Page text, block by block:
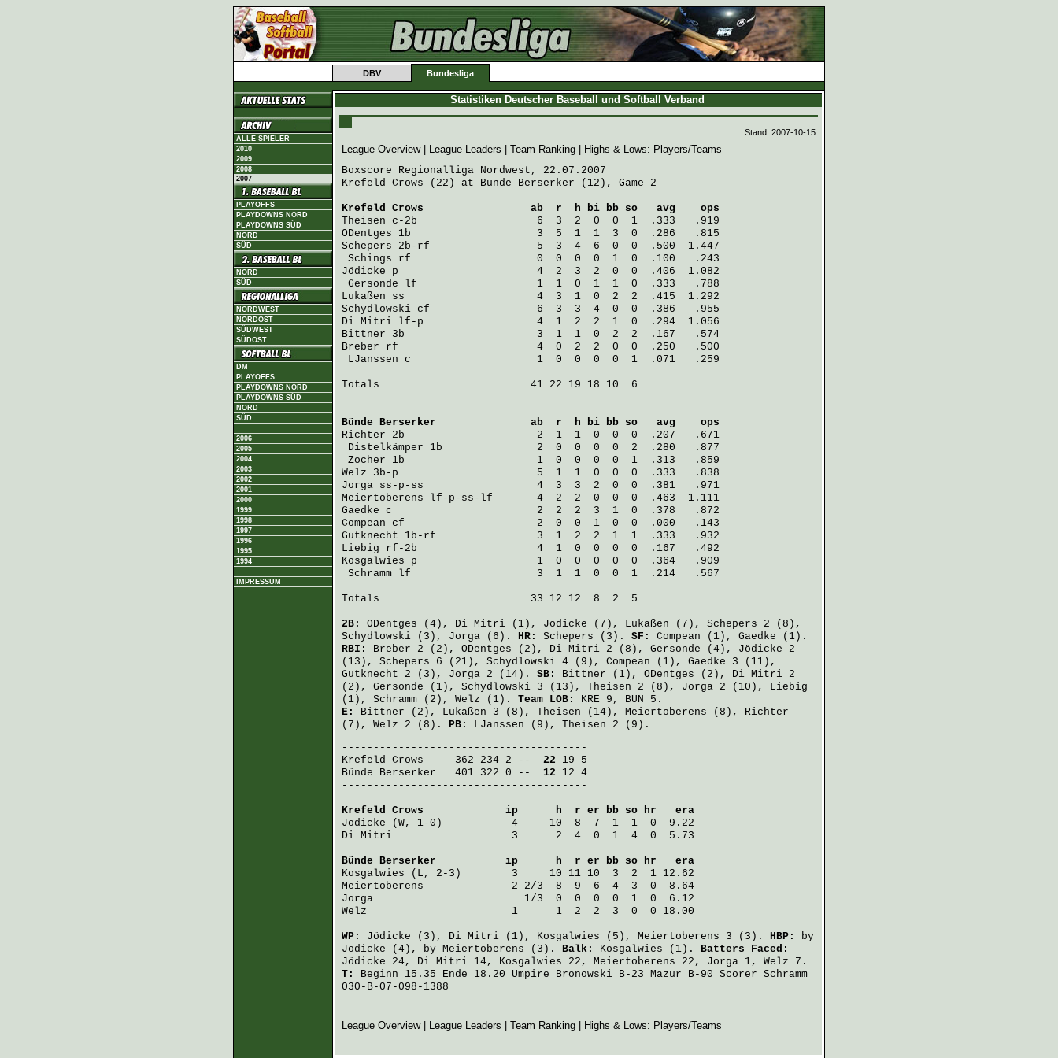
DBV Bundesliga
ALLE SPIELER
2010
2009
2008
2007
PLAYOFFS
PLAYDOWNS NORD
PLAYDOWNS SÜD
NORD
SÜD
NORD
SÜD
NORDWEST
NORDOST
SÜDWEST
SÜDOST
DM
PLAYOFFS
PLAYDOWNS NORD
PLAYDOWNS SÜD
NORD
SÜD
2006
2005
2004
2003
2002
2001
2000
1999
1998
1997
1996
1995
1994
IMPRESSUM
Statistiken Deutscher Baseball und Softball Verband
Stand: 2007-10-15
League Overview| League Leaders Team Ranking | Highs & Lows: Players/Teams
Boxscore Regionalliga Nordwest, 22.07.2007
Krefeld Crows (22) at Bünde Berserker (12), Game 2
Krefeld Crows
                 ab  r  h bi bb so   avg    ops
Theisen c-2b                   6  3  2  0  0  1  .333   .919
ODentges 1b                    3  5  1  1  3  0  .286   .815
Schepers 2b-rf                 5  3  4  6  0  0  .500  1.447
Schings rf                    0  0  0  0  1  0  .100   .243
Jödicke p                      4  2  3  2  0  0  .406  1.082
Gersonde lf                   1  1  0  1  1  0  .333   .788
Lukaßen ss                     4  3  1  0  2  2  .415  1.292
Schydlowski cf                 6  3  3  4  0  0  .386   .955
Di Mitri lf-p                  4  1  2  2  1  0  .294  1.056
Bittner 3b                     3  1  1  0  2  2  .167   .574
Breber rf                      4  0  2  2  0  0  .250   .500
LJanssen c                    1  0  0  0  0  1  .071   .259
Totals                        41 22 19 18 10  6
Bünde Berserker
               ab  r  h bi bb so   avg    ops
Richter 2b                     2  1  1  0  0  0  .207   .671
Distelkämper 1b               2  0  0  0  0  2  .280   .877
Zocher 1b                     1  0  0  0  0  1  .313   .859
Welz 3b-p                      5  1  1  0  0  0  .333   .838
Jorga ss-p-ss                  4  3  3  2  0  0  .381   .971
Meiertoberens lf-p-ss-lf       4  2  2  0  0  0  .463  1.111
Gaedke c                       2  2  2  3  1  0  .378   .872
Compean cf                     2  0  0  1  0  0  .000   .143
Gutknecht 1b-rf                3  1  2  2  1  1  .333   .932
Liebig rf-2b                   4  1  0  0  0  0  .167   .492
Kosgalwies p                   1  0  0  0  0  0  .364   .909
Schramm lf                    3  1  1  0  0  1  .214   .567
Totals                        33 12 12  8  2  5
2B: ODentges (4), Di Mitri (1), Jödicke (7), Lukaßen (7), Schepers 2 (8),
Schydlowski (3), Jorga (6). HR: Schepers (3). SF: Compean (1), Gaedke (1).
RBI: Breber 2 (2), ODentges (2), Di Mitri 2 (8), Gersonde (4), Jödicke 2
(13), Schepers 6 (21), Schydlowski 4 (9), Compean (1), Gaedke 3 (11),
Gutknecht 2 (3), Jorga 2 (14). SB: Bittner (1), ODentges (2), Di Mitri 2
(2), Gersonde (1), Schydlowski 3 (13), Theisen 2 (8), Jorga 2 (10), Liebig
(1), Schramm (2), Welz (1). Team LOB:
KRE 9, BUN 5.
E: Bittner (2), Lukaßen 3 (8), Theisen (14), Meiertoberens (8), Richter
(7), Welz 2 (8). PB: LJanssen (9), Theisen 2 (9).
Krefeld Crows
     362 234 2 --
22
Bünde Berserker
   401 322 0 --
12 12 4
---------------------------------------
Krefeld Crows
             ip      h  r er bb so hr   era
Jödicke (W, 1-0)           4     10  8  7  1  1  0  9.22
Di Mitri
                   3      2  4  0  1  4  0  5.73
Bünde Berserker
           ip      h  r er bb so hr   era
Kosgalwies (L, 2-3)        3     10 11 10  3  2  1 12.62
Meiertoberens
              2 2/3  8  9  6  4  3  0  8.64
Jorga
                        1/3  0  0  0  0  1  0  6.12
Welz
                       1      1  2  2  3  0  0 18.00
WP: Jödicke (3), Di Mitri (1), Kosgalwies (5), Meiertoberens 3 (3). HBP: by
Jödicke (4), by Meiertoberens (3). Balk: Kosgalwies (1). Batters Faced:
Jödicke 24, Di Mitri 14, Kosgalwies 22, Meiertoberens 22, Jorga 1, Welz 7.
T:
Beginn 15.35 Ende 18.20 Umpire Bronowski B-23 Mazur B-90 Scorer Schramm
030-B-07-098-1388
League Overview| League Leaders Team Ranking | Highs & Lows: Players/Teams